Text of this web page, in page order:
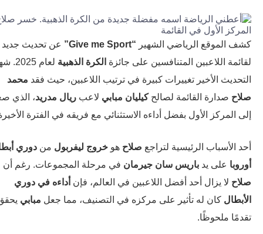
الموقع الرياضي الشهير“Give me Sport”
عن تحديث جديد
اللاعبين المتنافسين على جائزة الكرة الذهبية
لعام 2025. شهد
الأخير تغييرات كبيرة في ترتيب اللاعبين، حيث فقدمحمد
صدارة القائمة لصالحكيليان مبابي لاعب ريال مدريد ، الذي صعد
المركز الأول بفضل أداءه الاستثنائي مع فريقه في الفترة الأخيرة.
الأسباب الرئيسية لتراجعصلاحهوخروج ليفربولمندوري أبطال
على يدباريس سان جيرمانفي مرحلة المجموعات. رغم أن
لا يزال أحد أفضل اللاعبين في العالم، فإنأداءه في دوري
كان له تأثير على مركزه في التصنيف، مما جعلمبابي يحقق
ملحوظًا.